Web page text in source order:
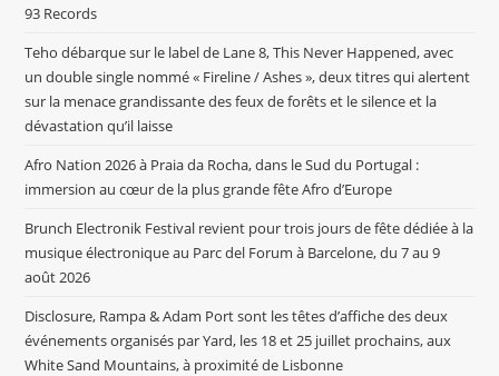
93 Records
Teho débarque sur le label de Lane 8, This Never Happened, avec
un double single nommé « Fireline / Ashes », deux titres qui alertent
sur la menace grandissante des feux de forêts et le silence et la
dévastation qu’il laisse
Afro Nation 2026 à Praia da Rocha, dans le Sud du Portugal :
immersion au cœur de la plus grande fête Afro d’Europe
Brunch Electronik Festival revient pour trois jours de fête dédiée à la
musique électronique au Parc del Forum à Barcelone, du 7 au 9
août 2026
Disclosure, Rampa & Adam Port sont les têtes d’affiche des deux
événements organisés par Yard, les 18 et 25 juillet prochains, aux
White Sand Mountains, à proximité de Lisbonne